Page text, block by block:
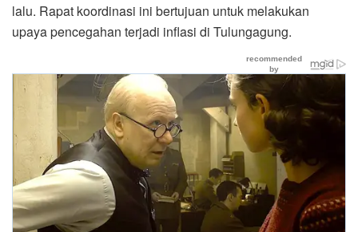
lalu. Rapat koordinasi ini bertujuan untuk melakukan
upaya pencegahan terjadi inflasi di Tulungagung.